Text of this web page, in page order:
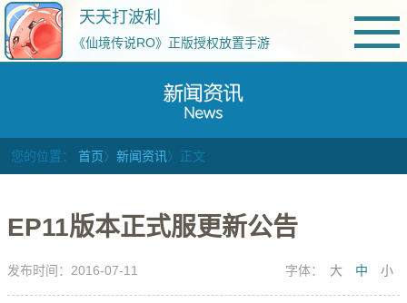
天天打波利
《仙境传说RO》正版授权放置手游
您的位置： 首页〉 新闻资讯 〉正文
EP11版本正式服更新公告
发布时间：2016-07-11 字体： 大 中 小